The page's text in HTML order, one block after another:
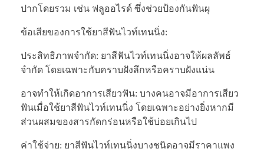
ปากโดยรวม เช่น ฟลูออไรด์ ซึ่งช่วยป้องกันฟันผุ
ข้อเสียของการใช้ยาสีฟันไวท์เทนนิ่ง:
ประสิทธิภาพจำกัด: ยาสีฟันไวท์เทนนิ่งอาจให้ผลลัพธ์
จำกัด โดยเฉพาะกับคราบฝังลึกหรือคราบฝังแน่น
อาจทำให้เกิดอาการเสียวฟัน: บางคนอาจมีอาการเสียว
ฟันเมื่อใช้ยาสีฟันไวท์เทนนิ่ง โดยเฉพาะอย่างยิ่งหากมี
ส่วนผสมของสารกัดกร่อนหรือใช้บ่อยเกินไป
ค่าใช้จ่าย: ยาสีฟันไวท์เทนนิ่งบางชนิดอาจมีราคาแพง